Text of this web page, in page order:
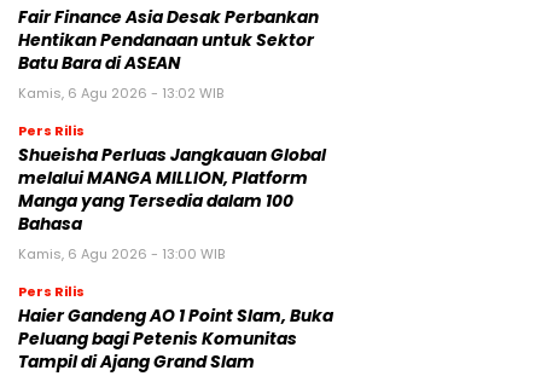
Fair Finance Asia Desak Perbankan
Hentikan Pendanaan untuk Sektor
Batu Bara di ASEAN
Kamis, 6 Agu 2026 - 13:02 WIB
Pers Rilis
Shueisha Perluas Jangkauan Global
melalui MANGA MILLION, Platform
Manga yang Tersedia dalam 100
Bahasa
Kamis, 6 Agu 2026 - 13:00 WIB
Pers Rilis
Haier Gandeng AO 1 Point Slam, Buka
Peluang bagi Petenis Komunitas
Tampil di Ajang Grand Slam